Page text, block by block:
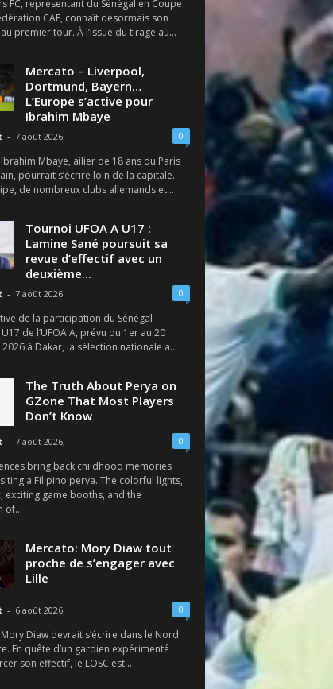
FC, représentant du Sénégal en Coupe
CAF, connaît désormais son
premier tour. À l’issue du tirage au...
Mercato – Liverpool,
Dortmund, Bayern…
L’Europe s’active pour
Ibrahim Mbaye
- 7 août 2026 0
Ibrahim Mbaye, ailier de 18 ans du Paris
pourrait s’écrire loin de la capitale.
de nombreux clubs allemands et...
Tournoi UFOA A U17 :
Lamine Sané poursuit sa
revue d’effectif avec un
deuxième...
- 7 août 2026 0
de la participation du Sénégal
de l’UFOA A, prévu du 1er au 20
à Dakar, la sélection nationale a...
The Truth About Perya on
GZone That Most Players
Don’t Know
- 7 août 2026 0
bring back childhood memories
a Filipino perya. The colorful lights,
exciting game booths, and the
of...
Mercato: Mory Diaw tout
proche de s’engager avec
Lille
- 6 août 2026 0
Mory Diaw devrait s’écrire dans le Nord
En quête d’un gardien expérimenté
son effectif, le LOSC est...